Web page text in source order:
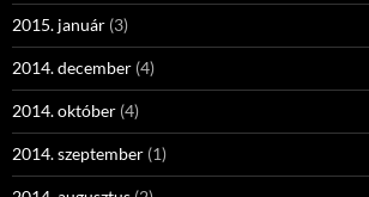
2015. január (3)
2014. december (4)
2014. október (4)
2014. szeptember (1)